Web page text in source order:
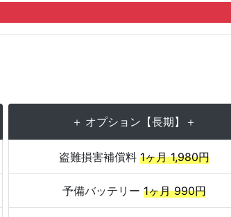
＋ オプション【長期】＋
盗難損害補償料 1ヶ月 1,980円
予備バッテリー 1ヶ月 990円